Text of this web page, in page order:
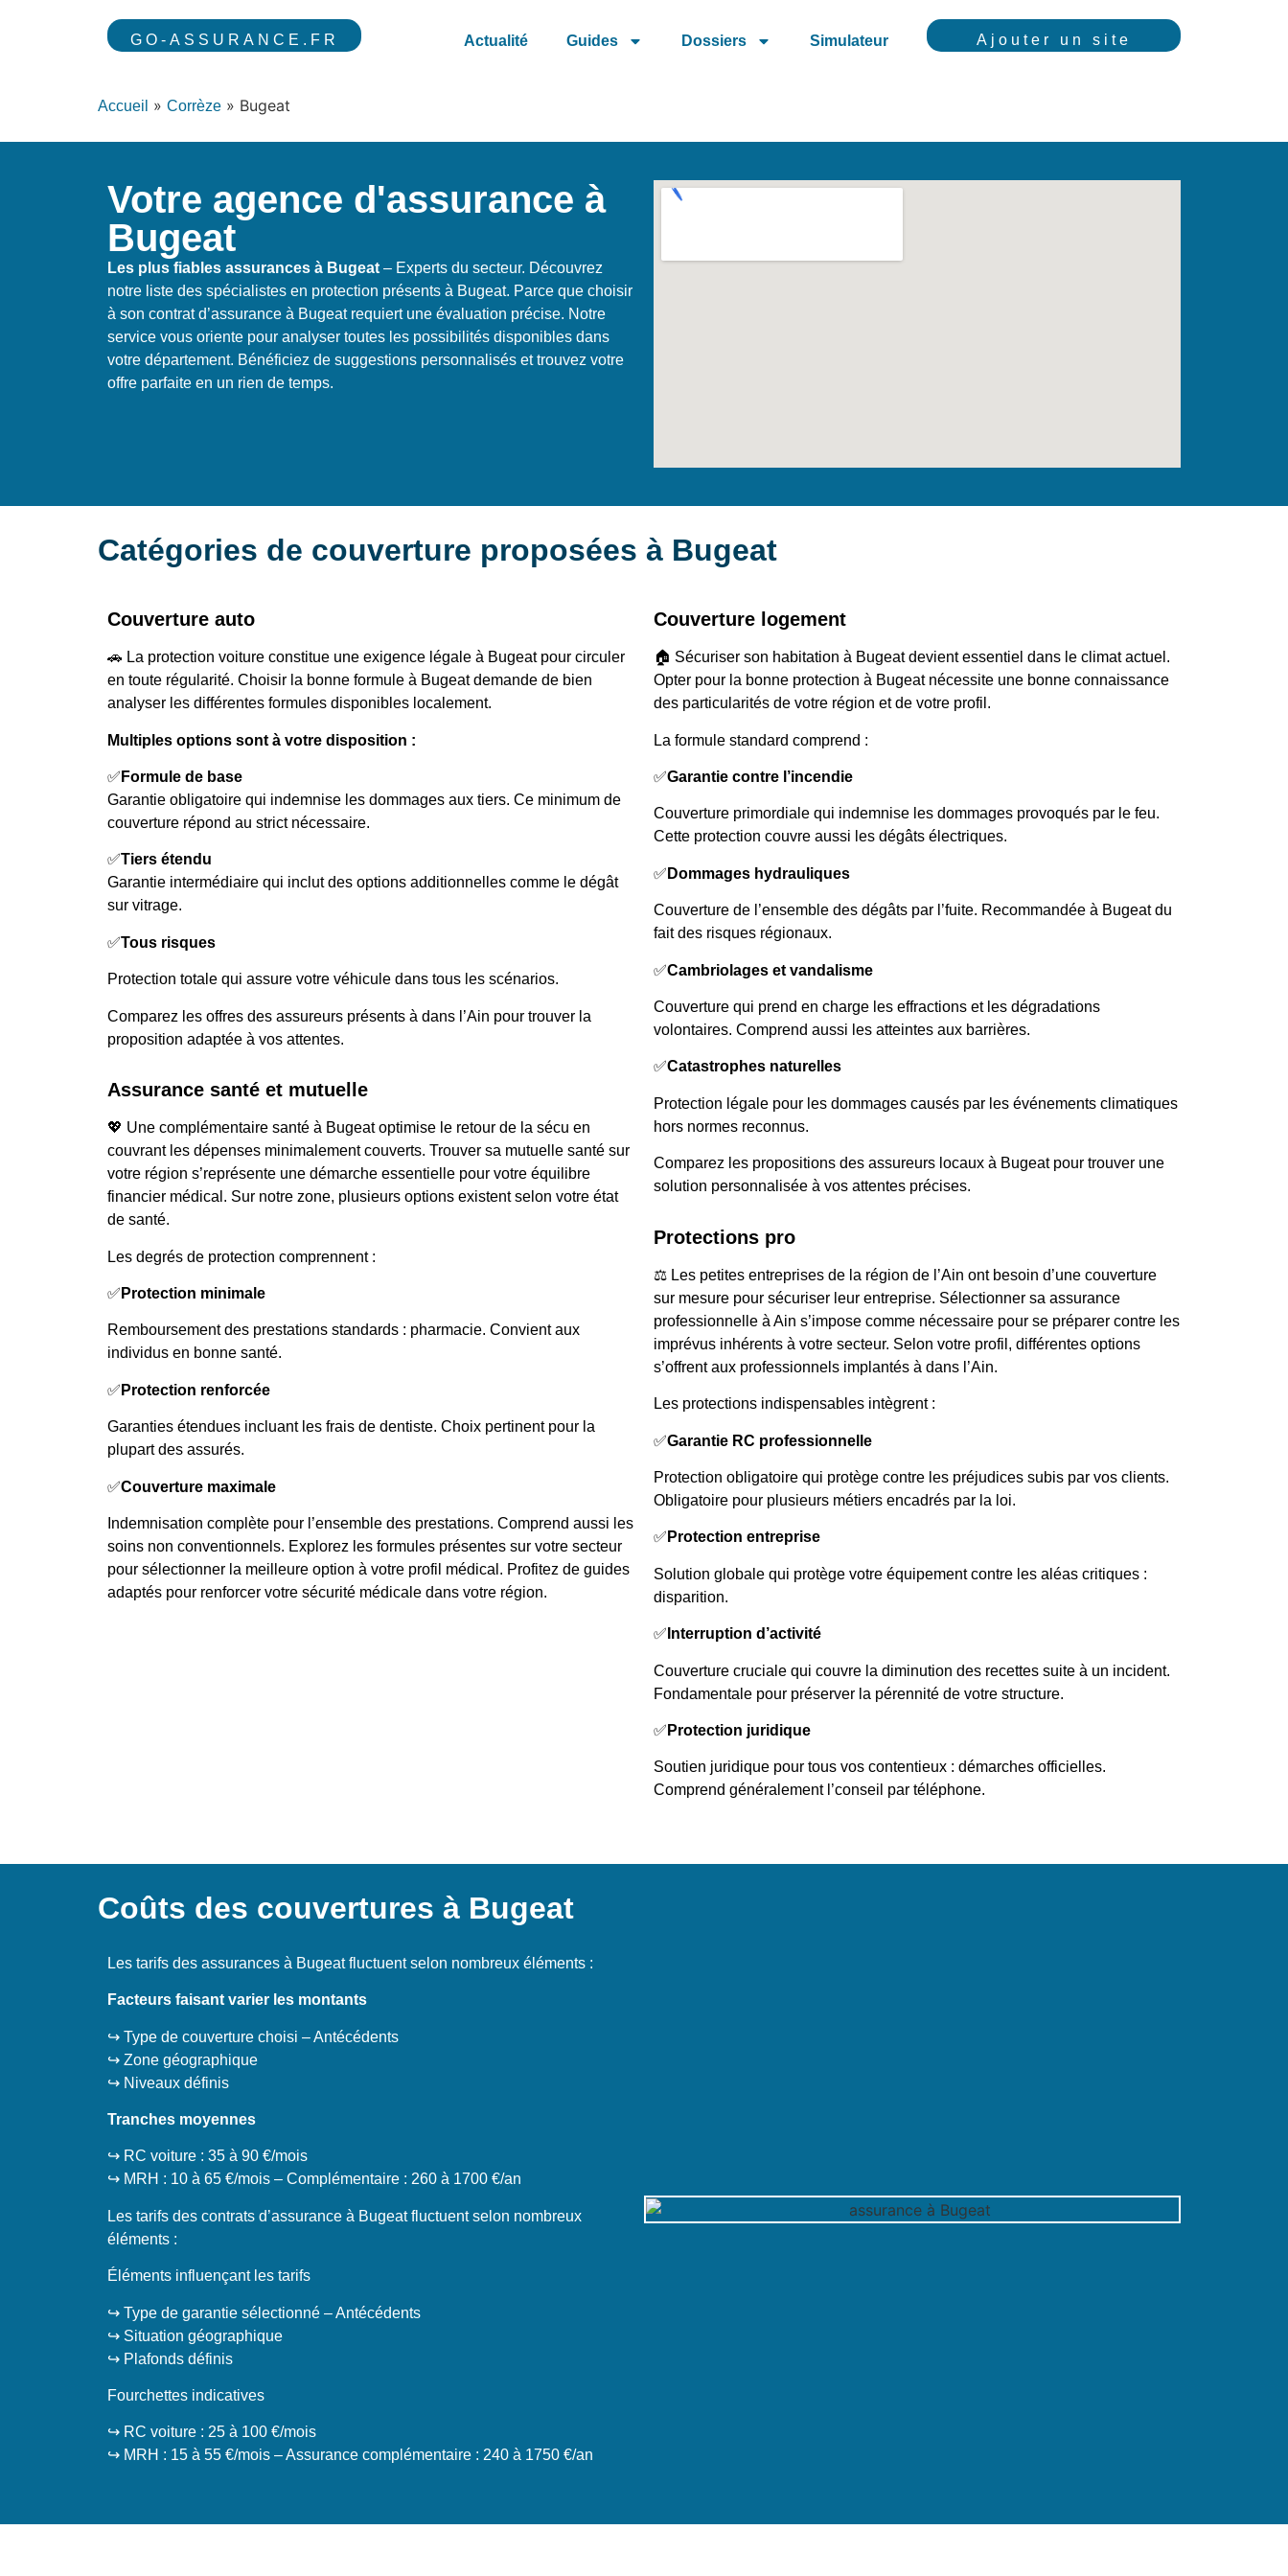
GO-ASSURANCE.FR Actualité Guides Dossiers Simulateur Ajouter un site
Accueil » Corrèze » Bugeat
Votre agence d'assurance à
Bugeat
Les plus fiables assurances à Bugeat – Experts du secteur. Découvrez
notre liste des spécialistes en protection présents à Bugeat. Parce que choisir
à son contrat d’assurance à Bugeat requiert une évaluation précise. Notre
service vous oriente pour analyser toutes les possibilités disponibles dans
votre département. Bénéficiez de suggestions personnalisés et trouvez votre
offre parfaite en un rien de temps.
Catégories de couverture proposées à Bugeat
Couverture auto
🚗 La protection voiture constitue une exigence légale à Bugeat pour circuler
en toute régularité. Choisir la bonne formule à Bugeat demande de bien
analyser les différentes formules disponibles localement.
Multiples options sont à votre disposition :
✅ Formule de base
Garantie obligatoire qui indemnise les dommages aux tiers. Ce minimum de
couverture répond au strict nécessaire.
✅Tiers étendu
Garantie intermédiaire qui inclut des options additionnelles comme le dégât
sur vitrage.
✅Tous risques
Protection totale qui assure votre véhicule dans tous les scénarios.
Comparez les offres des assureurs présents à dans l’Ain pour trouver la
proposition adaptée à vos attentes.
Assurance santé et mutuelle
💖 Une complémentaire santé à Bugeat optimise le retour de la sécu en
couvrant les dépenses minimalement couverts. Trouver sa mutuelle santé sur
votre région s’représente une démarche essentielle pour votre équilibre
financier médical. Sur notre zone, plusieurs options existent selon votre état
de santé.
Les degrés de protection comprennent :
✅ Protection minimale
Remboursement des prestations standards : pharmacie. Convient aux
individus en bonne santé.
✅ Protection renforcée
Garanties étendues incluant les frais de dentiste. Choix pertinent pour la
plupart des assurés.
✅Couverture maximale
Indemnisation complète pour l’ensemble des prestations. Comprend aussi les
soins non conventionnels. Explorez les formules présentes sur votre secteur
pour sélectionner la meilleure option à votre profil médical. Profitez de guides
adaptés pour renforcer votre sécurité médicale dans votre région.
Couverture logement
🏠 Sécuriser son habitation à Bugeat devient essentiel dans le climat actuel.
Opter pour la bonne protection à Bugeat nécessite une bonne connaissance
des particularités de votre région et de votre profil.
La formule standard comprend :
✅Garantie contre l’incendie
Couverture primordiale qui indemnise les dommages provoqués par le feu.
Cette protection couvre aussi les dégâts électriques.
✅ Dommages hydrauliques
Couverture de l’ensemble des dégâts par l’fuite. Recommandée à Bugeat du
fait des risques régionaux.
✅Cambriolages et vandalisme
Couverture qui prend en charge les effractions et les dégradations
volontaires. Comprend aussi les atteintes aux barrières.
✅Catastrophes naturelles
Protection légale pour les dommages causés par les événements climatiques
hors normes reconnus.
Comparez les propositions des assureurs locaux à Bugeat pour trouver une
solution personnalisée à vos attentes précises.
Protections pro
⚖️ Les petites entreprises de la région de l’Ain ont besoin d’une couverture
sur mesure pour sécuriser leur entreprise. Sélectionner sa assurance
professionnelle à Ain s’impose comme nécessaire pour se préparer contre les
imprévus inhérents à votre secteur. Selon votre profil, différentes options
s’offrent aux professionnels implantés à dans l’Ain.
Les protections indispensables intègrent :
✅Garantie RC professionnelle
Protection obligatoire qui protège contre les préjudices subis par vos clients.
Obligatoire pour plusieurs métiers encadrés par la loi.
✅ Protection entreprise
Solution globale qui protège votre équipement contre les aléas critiques :
disparition.
✅ Interruption d’activité
Couverture cruciale qui couvre la diminution des recettes suite à un incident.
Fondamentale pour préserver la pérennité de votre structure.
✅ Protection juridique
Soutien juridique pour tous vos contentieux : démarches officielles.
Comprend généralement l’conseil par téléphone.
Coûts des couvertures à Bugeat
Les tarifs des assurances à Bugeat fluctuent selon nombreux éléments :
Facteurs faisant varier les montants
↪️ Type de couverture choisi – Antécédents
↪️ Zone géographique
↪️ Niveaux définis
Tranches moyennes
↪️ RC voiture : 35 à 90 €/mois
↪️ MRH : 10 à 65 €/mois – Complémentaire : 260 à 1700 €/an
Les tarifs des contrats d’assurance à Bugeat fluctuent selon nombreux
éléments :
Éléments influençant les tarifs
↪️ Type de garantie sélectionné – Antécédents
↪️ Situation géographique
↪️ Plafonds définis
Fourchettes indicatives
↪️ RC voiture : 25 à 100 €/mois
↪️ MRH : 15 à 55 €/mois – Assurance complémentaire : 240 à 1750 €/an